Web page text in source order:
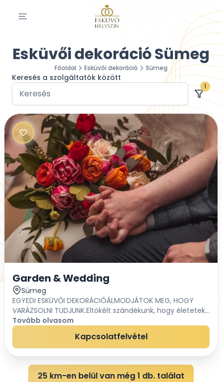
Esküvői dekoráció Sümeg
Főoldal Esküvői dekoráció Sümeg
Keresés a szolgáltatók között
1
Garden & Wedding
Sümeg
EGYEDI ESKÜVŐI DEKORÁCIÓÁLMODJÁTOK MEG, HOGY
VARÁZSOLNI TUDJUNK.Eltökélt szándékunk, hogy életetek
legfontosabb napját az általatok megadott
paraméterek alapján varázslatossá tegyük. TELJESKÖ...
Tovább olvasom
Kapcsolatfelvétel
25 km-en belül van még 1 db. találat